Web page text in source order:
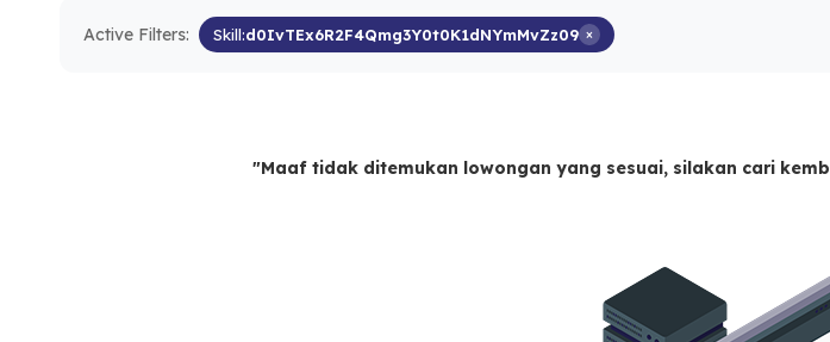
Active Filters: Skill:d0IvTEx6R2F4Qmg3Y0t0K1dNYmMvZz09 ×
"Maaf tidak ditemukan lowongan yang sesuai, silakan cari